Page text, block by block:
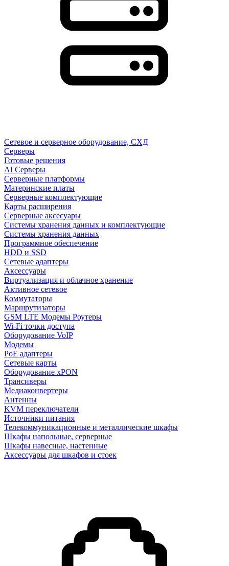
Сетевое и серверное оборудование, СХД
Cерверы
Готовые решения
AI Серверы
Серверные платформы
Материнские платы
Серверные комплектующие
Карты расширения
Серверные аксесуары
Системы хранения данных и комплектующие
Системы хранения данных
Программное обеспечение
HDD и SSD
Сетевые адаптеры
Аксессуары
Виртуализация и облачное хранение
Активное сетевое
Коммутаторы
Маршрутизаторы
GSM LTE Модемы Роутеры
Wi-Fi точки доступа
Оборудование VoIP
Модемы
PoE адаптеры
Сетевые карты
Оборудование xPON
Трансиверы
Медиаконвертеры
Антенны
KVM переключатели
Источники питания
Телекоммуникационные и металлические шкафы
Шкафы напольные, серверные
Шкафы навесные, настенные
Аксессуары для шкафов и стоек